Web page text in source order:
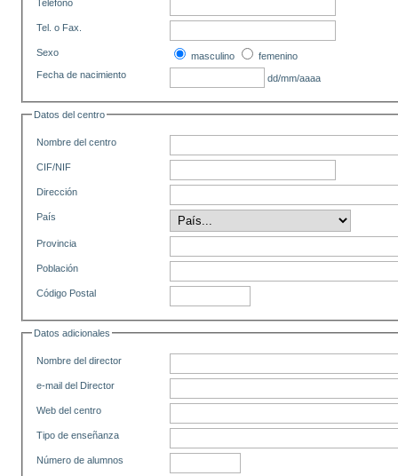
Teléfono
Tel. o Fax.
Sexo masculino
femenino
Fecha de nacimiento
dd/mm/aaaa
Datos del centro
Nombre del centro
CIF/NIF
Dirección
País
Provincia
Población
Código Postal
Datos adicionales
Nombre del director
e-mail del Director
Web del centro
Tipo de enseñanza
Número de alumnos